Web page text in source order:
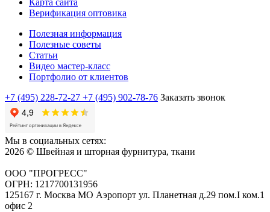
Карта сайта
Верификация оптовика
Полезная информация
Полезные советы
Статьи
Видео мастер-класс
Портфолио от клиентов
+7 (495) 228-72-27 +7 (495) 902-78-76 Заказать звонок
Мы в социальных сетях:
2026 © Швейная и шторная фурнитура, ткани
ООО "ПРОГРЕСС"
ОГРН: 1217700131956
125167 г. Москва МО Аэропорт ул. Планетная д.29 пом.I ком.1
офис 2